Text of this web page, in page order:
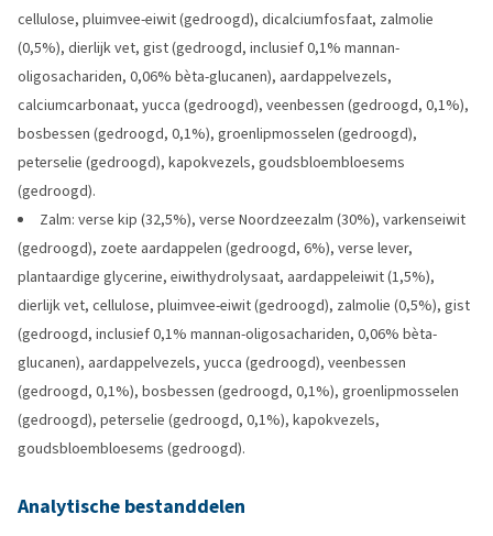
cellulose, pluimvee-eiwit (gedroogd), dicalciumfosfaat, zalmolie
(0,5%), dierlijk vet, gist (gedroogd, inclusief 0,1% mannan-
oligosachariden, 0,06% bèta-glucanen), aardappelvezels,
calciumcarbonaat, yucca (gedroogd), veenbessen (gedroogd, 0,1%),
bosbessen (gedroogd, 0,1%), groenlipmosselen (gedroogd),
peterselie (gedroogd), kapokvezels, goudsbloembloesems
(gedroogd).
Zalm: verse kip (32,5%), verse Noordzeezalm (30%), varkenseiwit
(gedroogd), zoete aardappelen (gedroogd, 6%), verse lever,
plantaardige glycerine, eiwithydrolysaat, aardappeleiwit (1,5%),
dierlijk vet, cellulose, pluimvee-eiwit (gedroogd), zalmolie (0,5%), gist
(gedroogd, inclusief 0,1% mannan-oligosachariden, 0,06% bèta-
glucanen), aardappelvezels, yucca (gedroogd), veenbessen
(gedroogd, 0,1%), bosbessen (gedroogd, 0,1%), groenlipmosselen
(gedroogd), peterselie (gedroogd, 0,1%), kapokvezels,
goudsbloembloesems (gedroogd).
Analytische bestanddelen